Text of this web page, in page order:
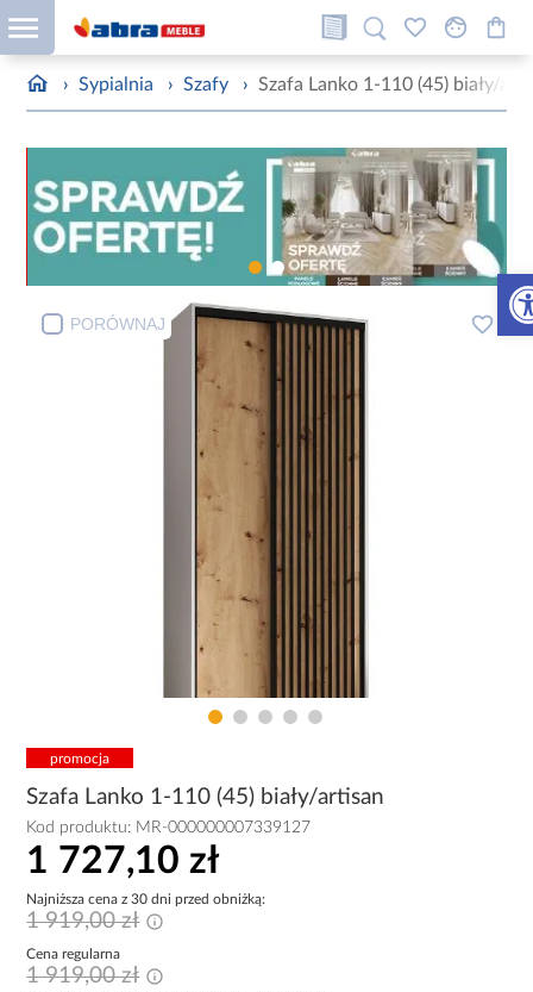
› Sypialnia › Szafy › Szafa Lanko 1-110 (45) biały/
PORÓWNAJ
promocja
Szafa Lanko 1-110 (45) biały/artisan
Kod produktu: MR-000000007339127
1 727,10 zł
Najniższa cena z 30 dni przed obniżką:
1 919,00 zł
Cena regularna
1 919,00 zł